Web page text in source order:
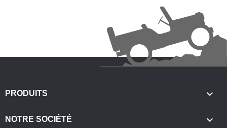
PRODUITS 
NOTRE SOCIÉTÉ 